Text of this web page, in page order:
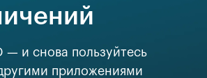
— и снова пользуйтесь
приложениями